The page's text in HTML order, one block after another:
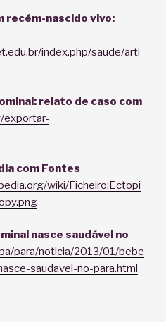
recém-nascido vivo:
index.php/saude/arti
relato de caso com
exportar-
com Fontes
wiki/Ficheiro:Ectopi
nasce saudável no
para/noticia/2013/01/bebe
saudavel-no-para.html